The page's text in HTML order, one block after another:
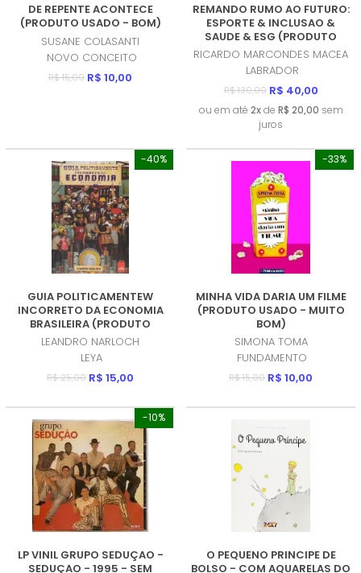
DE REPENTE ACONTECE
(PRODUTO USADO - BOM)
SUSANE COLASANTI
NOVO CONCEITO
R$ 15,00 R$ 10,00
REMANDO RUMO AO FUTURO:
ESPORTE & INCLUSAO &
SAUDE & ESG (PRODUTO
NOVO)
RICARDO MARCONDES MACEA
LABRADOR
R$ 130,00 R$ 40,00
ou em até 2xde R$ 20,00 sem
juros
-40%
GUIA POLITICAMENTEW
INCORRETO DA ECONOMIA
BRASILEIRA (PRODUTO
USADO - MUITO BOM)
LEANDRO NARLOCH
LEYA
R$ 25,00 R$ 15,00
-33%
MINHA VIDA DARIA UM FILME
(PRODUTO USADO - MUITO
BOM)
SIMONA TOMA
FUNDAMENTO
R$ 15,00 R$ 10,00
-10%
LP VINIL GRUPO SEDUÇAO -
SEDUÇAO - 1995 - SEM
O PEQUENO PRINCIPE DE
BOLSO - COM AQUARELAS DO